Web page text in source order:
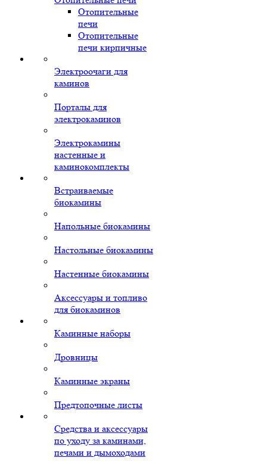
Отопительные
печи
Отопительные
печи кирпичные
Электроочаги для
каминов
Порталы для
электрокаминов
Электрокамины
настенные и
каминокомплекты
Встраиваемые
биокамины
Напольные биокамины
Настольные биокамины
Настенные биокамины
Аксессуары и топливо
для биокаминов
Каминные наборы
Дровницы
Каминные экраны
Предтопочные листы
Средства и аксессуары
по уходу за каминами,
печами и дымоходами